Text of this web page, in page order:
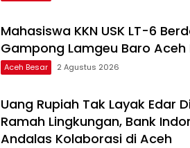
Mahasiswa KKN USK LT-6
Gampong Lamgeu Baro Aceh
Aceh Besar 2 Agustus 2026
Uang Rupiah Tak Layak Edar
Ramah Lingkungan, Bank
Andalas Kolaborasi di Aceh